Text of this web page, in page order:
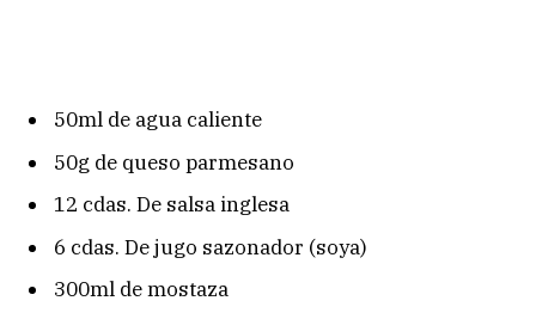
50ml de agua caliente
50g de queso parmesano
12 cdas. De salsa inglesa
6 cdas. De jugo sazonador (soya)
300ml de mostaza